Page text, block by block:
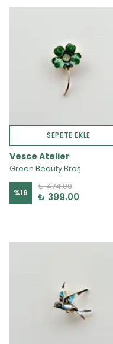
SEPETE EKLE
Vesce Atelier
Green Beauty Broş
%16
₺ 474.00
₺ 399.00